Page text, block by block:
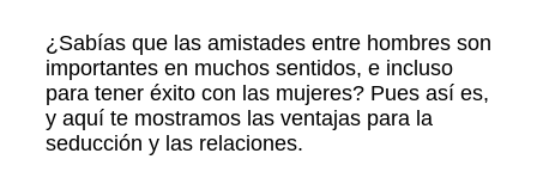
¿Sabías que las amistades entre hombres son
importantes en muchos sentidos, e incluso
para tener éxito con las mujeres? Pues así es,
y aquí te mostramos las ventajas para la
seducción y las relaciones.